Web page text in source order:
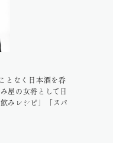
となく日本酒を呑
屋の女将として日
みレシピ」「スバ